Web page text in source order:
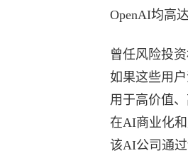
OpenAI均高达
曾任风险投
如果这些用
用于高价值
在AI商业化
该AI公司通